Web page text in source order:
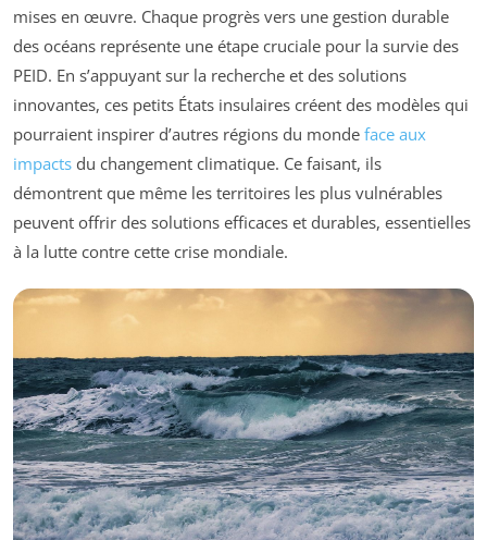
mises en œuvre. Chaque progrès vers une gestion durable
des océans représente une étape cruciale pour la survie des
PEID. En s’appuyant sur la recherche et des solutions
innovantes, ces petits États insulaires créent des modèles qui
pourraient inspirer d’autres régions du monde face aux
impacts du changement climatique. Ce faisant, ils
démontrent que même les territoires les plus vulnérables
peuvent offrir des solutions efficaces et durables, essentielles
à la lutte contre cette crise mondiale.